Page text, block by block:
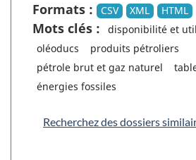
Formats :
CSV XML HTML
Mots clés :
disponibilité et
oléoducs
produits pétroliers
pétrole brut et gaz naturel
énergies fossiles
Recherchez des dossiers